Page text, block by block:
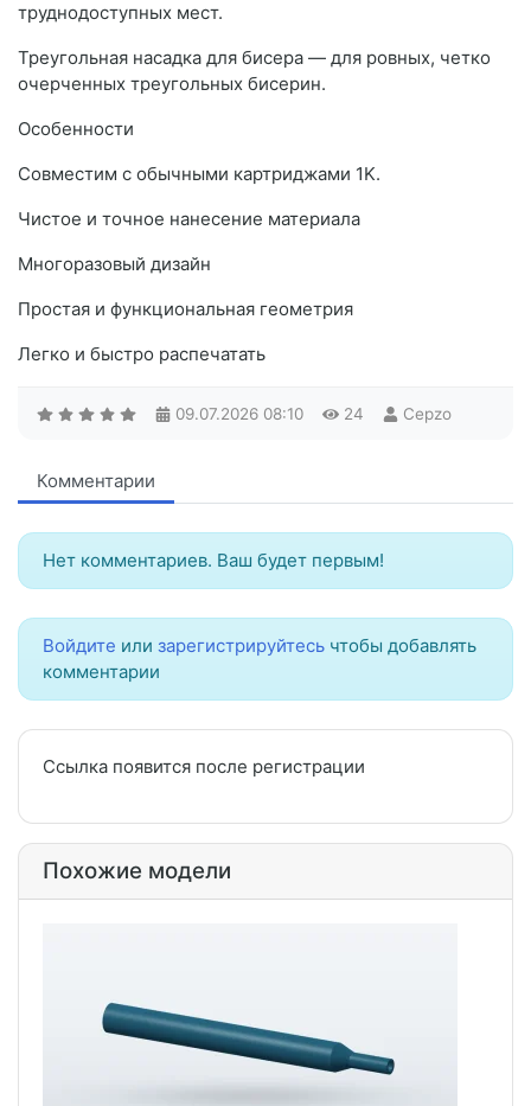
труднодоступных мест.
Треугольная насадка для бисера — для ровных, четко
очерченных треугольных бисерин.
Особенности
Совместим с обычными картриджами 1K.
Чистое и точное нанесение материала
Многоразовый дизайн
Простая и функциональная геометрия
Легко и быстро распечатать
09.07.2026 08:10 24 Cepzo
Комментарии
Нет комментариев. Ваш будет первым!
Войдите или зарегистрируйтесь чтобы добавлять
комментарии
Ссылка появится после регистрации
Похожие модели